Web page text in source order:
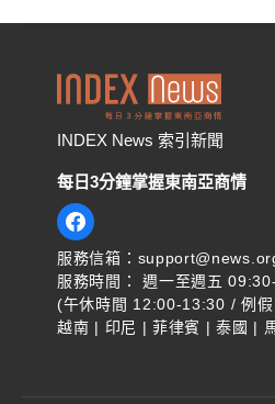
INDEX News 索引新聞
每日3分鐘掌握東南亞商情
服務信箱：
服務時間： 週一至週五
(午休時間 12:00-13:30 / 例假
越南 | 印尼 | 菲律賓 | 泰國 |